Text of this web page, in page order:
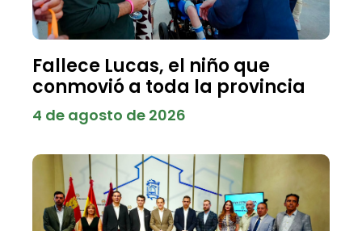
Fallece Lucas, el niño que
conmovió a toda la provincia
4 de agosto de 2026